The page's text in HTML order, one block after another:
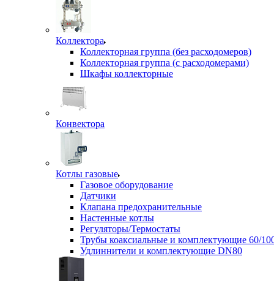
Коллектора
Коллекторная группа (без расходомеров)
Коллекторная группа (с расходомерами)
Шкафы коллекторные
Конвектора
Котлы газовые
Газовое оборудование
Датчики
Клапана предохранительные
Настенные котлы
Регуляторы/Термостаты
Трубы коаксиальные и комплектующие 60/
Удлиннители и комплектующие DN80